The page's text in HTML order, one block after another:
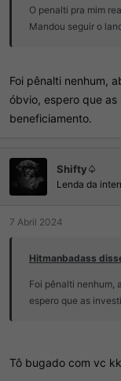
O penalti pra mim
Mandou seguir o
Foi pênalti nenhum,
óbvio, espero que
beneficiamento.
Shifty♤
Lenda da
7 Abril 2024
Hitmanbadass
Foi pênalti nenhum,
espero que as
Tô bugado com vc